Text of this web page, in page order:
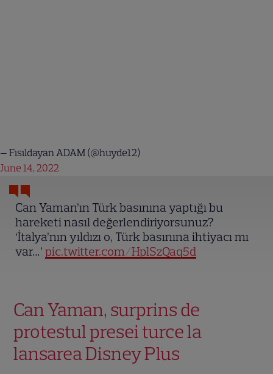
Can Yaman’ın Türk basınına yaptığı bu
hareketi nasıl değerlendiriyorsunuz?
‘İtalya’nın yıldızı o, Türk basınına ihtiyacı mı
var…’pic.twitter.com/HplSzQaq5d
— Fısıldayan ADAM (@huyde12)
June 14, 2022
Can Yaman, surprins de
protestul presei turce la
lansarea Disney Plus